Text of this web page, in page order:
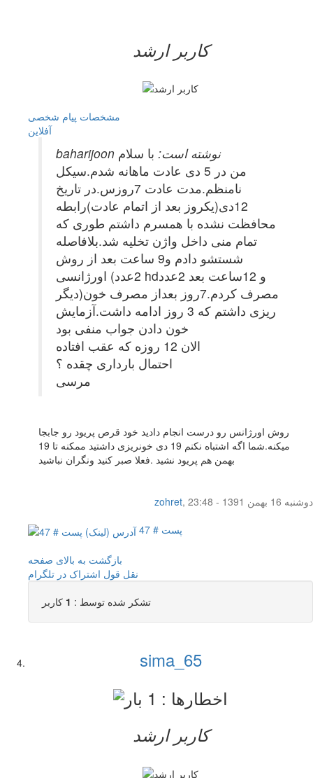
کاربر ارشد
مشخصات پیام شخصی
آفلاين
baharijoon نوشته است: با سلام
من در 5 دی عادت ماهانه شدم.سیکل
نامنظم.مدت عادت 7روزس.در تاریخ
12دی(یکروز بعد از اتمام عادت)رابطه
محافظت نشده با همسرم داشتم طوری که
تمام منی داخل واژن تخلیه شد.بلافاصله
شستشو دادم و9 ساعت بعد از روش
اورژانسی (2عدد hdو 12ساعت بعد 2عدد
دیگر)مصرف کردم.7روز بعداز مصرف خون
ریزی داشتم که 3 روز ادامه داشت.آزمایش
خون دادن جواب منفی بود
الان 12 روزه که عقب افتاده
احتمال بارداری چقده ؟
مرسی
روش اورژانس رو درست انجام دادید خود قرص پریود رو جابجا
میکنه.شما اگه اشتباه نکنم 19 دی خونریزی داشتید ممکنه تا 19
بهمن هم پریود نشید .فعلا صبر کنید ونگران نباشید
zohret,
دوشنبه 16 بهمن 1391 - 23:48
پست # 47
بازگشت به بالای صفحه
نقل قول اشتراک در تلگرام
تشکر شده توسط : 1 کاربر
sima_65
کاربر ارشد